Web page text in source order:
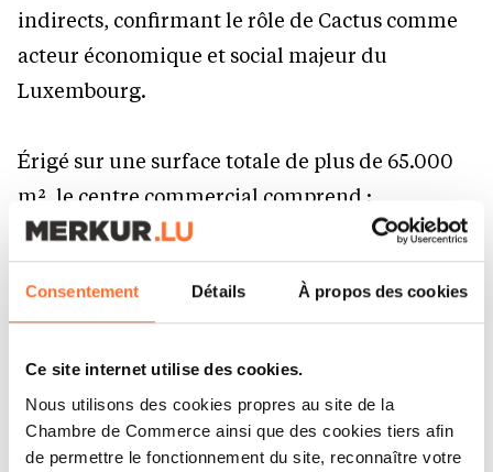
Consentement Détails À propos des cookies
Ce site internet utilise des cookies.
Nous utilisons des cookies propres au site de la
Chambre de Commerce ainsi que des cookies tiers afin
de permettre le fonctionnement du site, reconnaître votre
indirects, confirmant le rôle de Cactus comme
acteur économique et social majeur du
Luxembourg.
Érigé sur une surface totale de plus de 65.000
m², le centre commercial comprend :
un supermarché Cactus de 7.000 m² ,
une galerie marchande de 5.000 m² avec 15
un Drink Shop de 600 m2,
800 places de parking couvertes sur deux
niveaux,